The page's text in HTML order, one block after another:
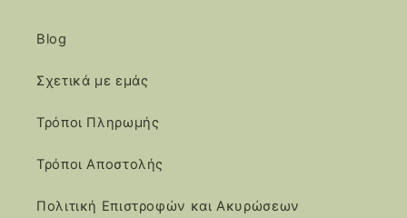
Blog
Σχετικά με εμάς
Τρόποι Πληρωμής
Τρόποι Αποστολής
Πολιτική Επιστροφών και Ακυρώσεων